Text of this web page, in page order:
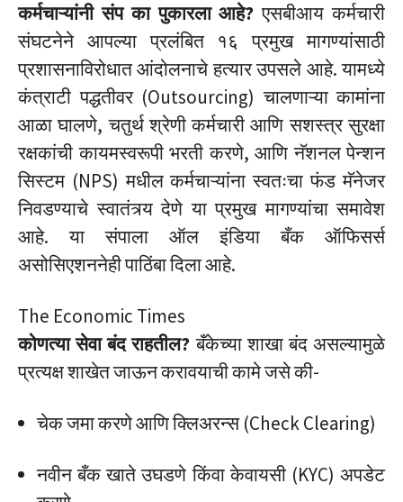
कर्मचाऱ्यांनी संप का पुकारला आहे? एसबीआय कर्मचारी
संघटनेने आपल्या प्रलंबित १६ प्रमुख मागण्यांसाठी
प्रशासनाविरोधात आंदोलनाचे हत्यार उपसले आहे.यामध्ये
कंत्राटी पद्धतीवर (Outsourcing) चालणाऱ्या कामांना
आळा घालणे, चतुर्थ श्रेणी कर्मचारी आणि सशस्त्र सुरक्षा
रक्षकांची कायमस्वरूपी भरती करणे, आणि नॅशनल पेन्शन
सिस्टम (NPS) मधील कर्मचाऱ्यांना स्वतःचा फंड मॅनेजर
निवडण्याचे स्वातंत्र्य देणे या प्रमुख मागण्यांचा समावेश
आहे. या संपाला ऑल इंडिया बँक ऑफिसर्स
असोसिएशननेही पाठिंबा दिला आहे.
The Economic Times
कोणत्या सेवा बंद राहतील? बँकेच्या शाखा बंद असल्यामुळे
प्रत्यक्ष शाखेत जाऊन करावयाची कामे जसे की-
चेक जमा करणे आणि क्लिअरन्स (Check Clearing)
नवीन बँक खाते उघडणे किंवा केवायसी (KYC) अपडेट